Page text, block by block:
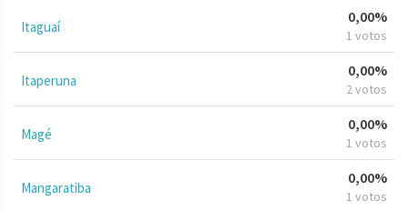
Itaguaí
0,00%
1 votos
Itaperuna
0,00%
2 votos
Magé
0,00%
1 votos
Mangaratiba
0,00%
1 votos